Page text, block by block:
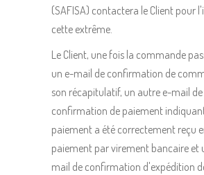
(SAFISA) contactera le Client pour
cette extrême.
Le Client, une fois la commande
un e-mail de confirmation de
son récapitulatif, un autre e-mail de
confirmation de paiement
paiement a été correctement reçu
paiement par virement bancaire et
mail de confirmation d'expédition